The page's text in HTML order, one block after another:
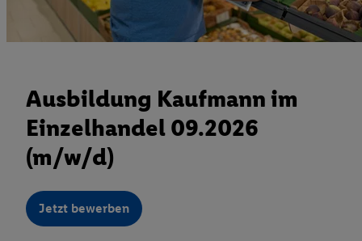
Ausbildung Kaufmann im
Einzelhandel 09.2026
(m/w/d)
Jetzt bewerben